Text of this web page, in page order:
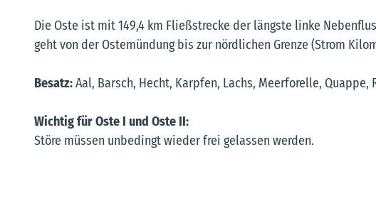
Die Oste ist mit 149,4 km Fließstrecke der längste linke
geht von der Ostemündung bis zur nördlichen Grenze (Strom
Besatz:Aal, Barsch, Hecht, Karpfen, Lachs, Meerforelle, Quappe,
Wichtig für Oste I und Oste II:
Störe müssen unbedingt wieder frei gelassen werden.